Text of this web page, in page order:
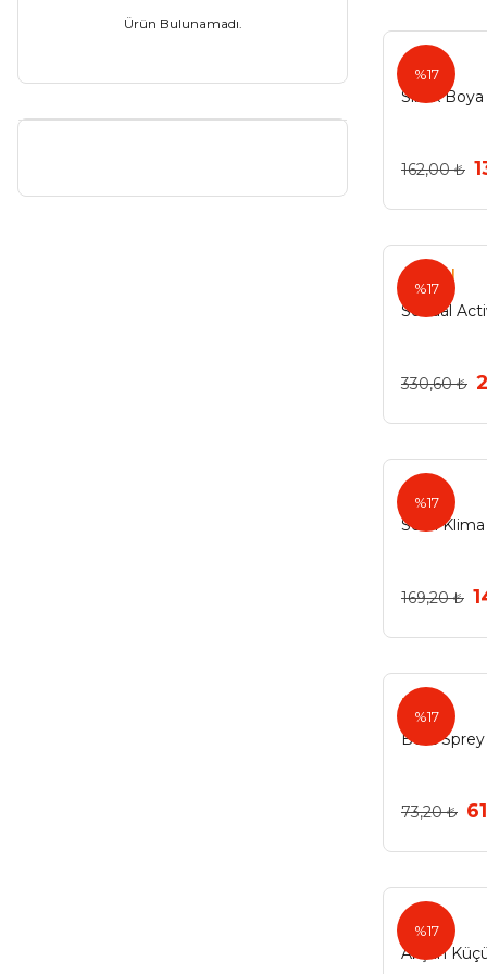
Mat Beyaz (1)Ürün Bulunamadı.
%17
sibax
Sibax
162,00 ₺
%17
Soudal
Soudal
330,60 ₺
%17
Selsil
Selsil
169,20 ₺
%17
Best
Best
73,20 ₺
%17
Akşan
Akşan